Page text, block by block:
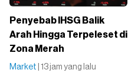
Penyebab IHSG Balik
Arah Hingga Terpeleset di
Zona Merah
Market | 13 jam yang lalu